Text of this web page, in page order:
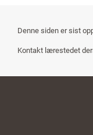
Denne siden er sist
Kontakt lærestedet